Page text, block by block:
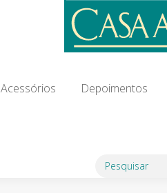
Acessórios Depoimentos
Search:
Depoimentos